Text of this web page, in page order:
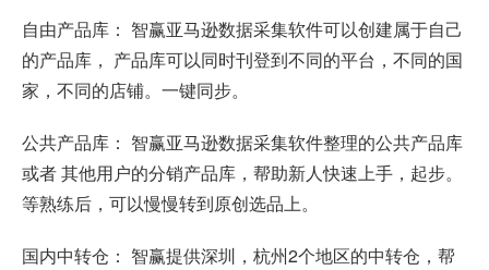
自由产品库： 智赢亚马逊数据采集软件可以创建属于自己
的产品库， 产品库可以同时刊登到不同的平台，不同的国
家，不同的店铺。一键同步。
公共产品库： 智赢亚马逊数据采集软件整理的公共产品库
或者 其他用户的分销产品库，帮助新人快速上手，起步。
等熟练后，可以慢慢转到原创选品上。
国内中转仓： 智赢提供深圳，杭州2个地区的中转仓，帮